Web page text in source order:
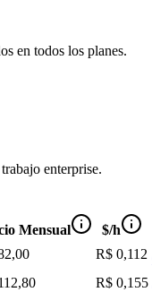
en todos los planes.
enterprise.
Mensual
$/h
R$ 0,112
R$ 0,155